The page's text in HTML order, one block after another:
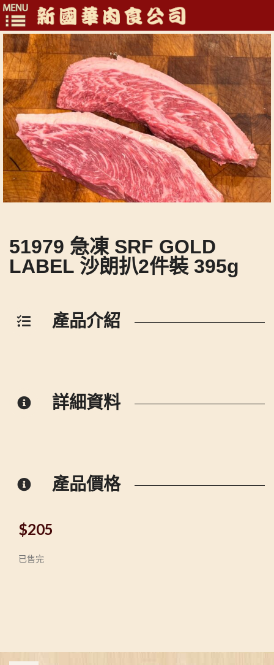
Toggle
navigation
51979 急凍 SRF GOLD
LABEL 沙朗扒2件裝 395g
產品介紹
詳細資料
產品價格
$205
已售完